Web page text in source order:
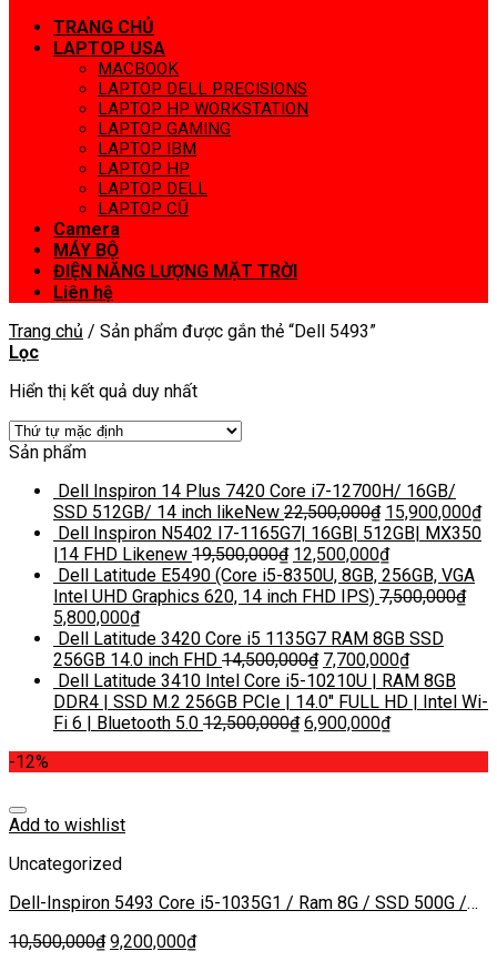
TRANG CHỦ
LAPTOP USA
MACBOOK
LAPTOP DELL PRECISIONS
LAPTOP HP WORKSTATION
LAPTOP GAMING
LAPTOP IBM
LAPTOP HP
LAPTOP DELL
LAPTOP CŨ
Camera
MÁY BỘ
ĐIỆN NĂNG LƯỢNG MẶT TRỜI
Liên hệ
Trang chủ / Sản phẩm được gắn thẻ “Dell 5493”
Lọc
Hiển thị kết quả duy nhất
Sản phẩm
Dell Inspiron 14 Plus 7420 Core i7-12700H/ 16GB/
SSD 512GB/ 14 inch likeNew 22,500,000₫ 15,900,000₫
Dell Inspiron N5402 I7-1165G7| 16GB| 512GB| MX350
|14 FHD Likenew 19,500,000₫ 12,500,000₫
Dell Latitude E5490 (Core i5-8350U, 8GB, 256GB, VGA
Intel UHD Graphics 620, 14 inch FHD IPS) 7,500,000₫
5,800,000₫
Dell Latitude 3420 Core i5 1135G7 RAM 8GB SSD
256GB 14.0 inch FHD 14,500,000₫ 7,700,000₫
Dell Latitude 3410 Intel Core i5-10210U | RAM 8GB
DDR4 | SSD M.2 256GB PCIe | 14.0″ FULL HD | Intel Wi-
Fi 6 | Bluetooth 5.0 12,500,000₫ 6,900,000₫
-12%
Add to wishlist
Uncategorized
Dell-Inspiron 5493 Core i5-1035G1 / Ram 8G / SSD 500G /
10,500,000₫ 9,200,000₫